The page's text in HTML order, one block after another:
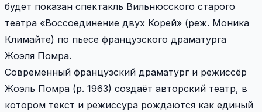
будет показан спектакль Вильнюсского старого
театра «Воссоединение двух Корей» (реж. Моника
Климайте) по пьесе французского драматурга
Жоэля Помра.
Современный французский драматург и режиссёр
Жоэль Помра (р. 1963) создаёт авторский театр, в
котором текст и режиссура рождаются как единый